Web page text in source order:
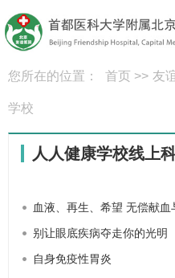
您所在的位置： 首页 >> 友
学校
人人健康学校线上
血液、再生、希望 无偿献血
别让眼底疾病夺走你的光明
自身免疫性胃炎